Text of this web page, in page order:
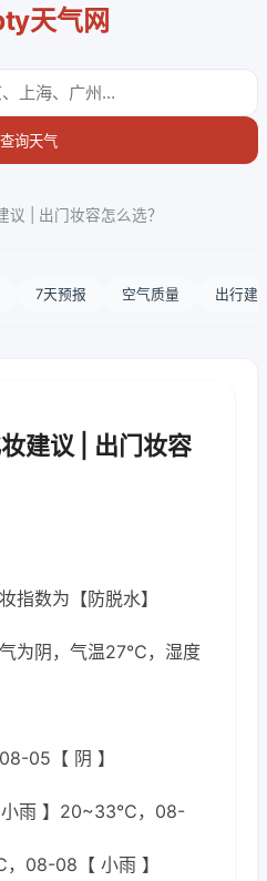
天气网
询天气
议 | 出门妆容怎么选？
7天预报 空气质量 出行建
建议 | 出门妆容
指数为【防脱水】
为阴，气温27℃，湿度
05【 阴 】
雨 】20~33℃，08-
08-08【 小雨 】